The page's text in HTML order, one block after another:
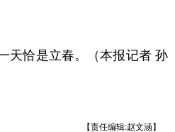
恰是立春。（本报记者 孙
【责任编辑:赵文涵】